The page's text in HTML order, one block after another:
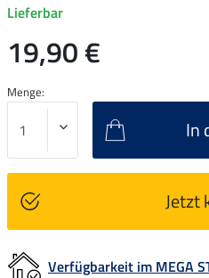
Lieferbar
19,90 €
Menge:
In
Jetzt
Verfügbarkeit im MEGA